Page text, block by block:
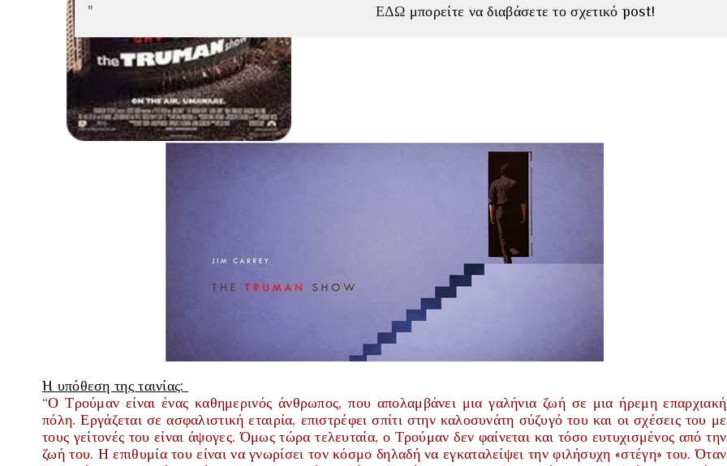
ΕΔΩ μπορείτε να διαβάσετε το σχετικό post!
H υπόθεση της ταινίας:
“Ο Τρούμαν είναι ένας καθημερινός άνθρωπος, που απολαμβάνει μια γαλήνια ζωή σε μια ήρεμη επαρχιακή
πόλη. Εργάζεται σε ασφαλιστική εταιρία, επιστρέφει σπίτι στην καλοσυνάτη σύζυγό του και οι σχέσεις του με
τους γείτονές του είναι άψογες. Όμως τώρα τελευταία, ο Τρούμαν δεν φαίνεται και τόσο ευτυχισμένος από την
ζωή του. Η επιθυμία του είναι να γνωρίσει τον κόσμο δηλαδή να εγκαταλείψει την φιλήσυχη «στέγη» του. Όταν